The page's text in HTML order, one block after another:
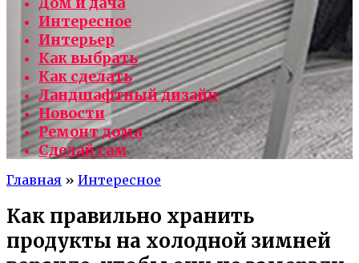
Интересное
Интерьер
Как выбрать
Как сделать
Ландшафтный дизайн
Новости
Ремонт дома
Сделай сам
Главная » Интересное
Как правильно хранить
продукты на холодной зимней